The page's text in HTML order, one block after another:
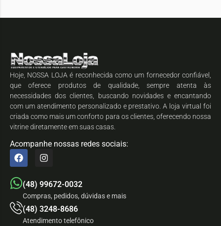
Hoje, NOSSA LOJA é reconhecida como um fornecedor confiável,
que oferece produtos de qualidade, sempre atenta às
necessidades dos clientes, buscando novidades e encantando
com um atendimento personalizado e prestativo. A loja virtual foi
criada como mais um conforto para os clientes, oferecendo nossa
vitrine diretamente em suas casas.
Acompanhe nossas redes sociais:
(48) 99672-0032
Compras, pedidos, dúvidas e mais
(48) 3248-8686
Atendimento telefônico